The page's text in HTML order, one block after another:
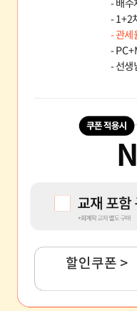
- 배수
- 1+2
- 관세
-
- 선생
할인쿠폰 >